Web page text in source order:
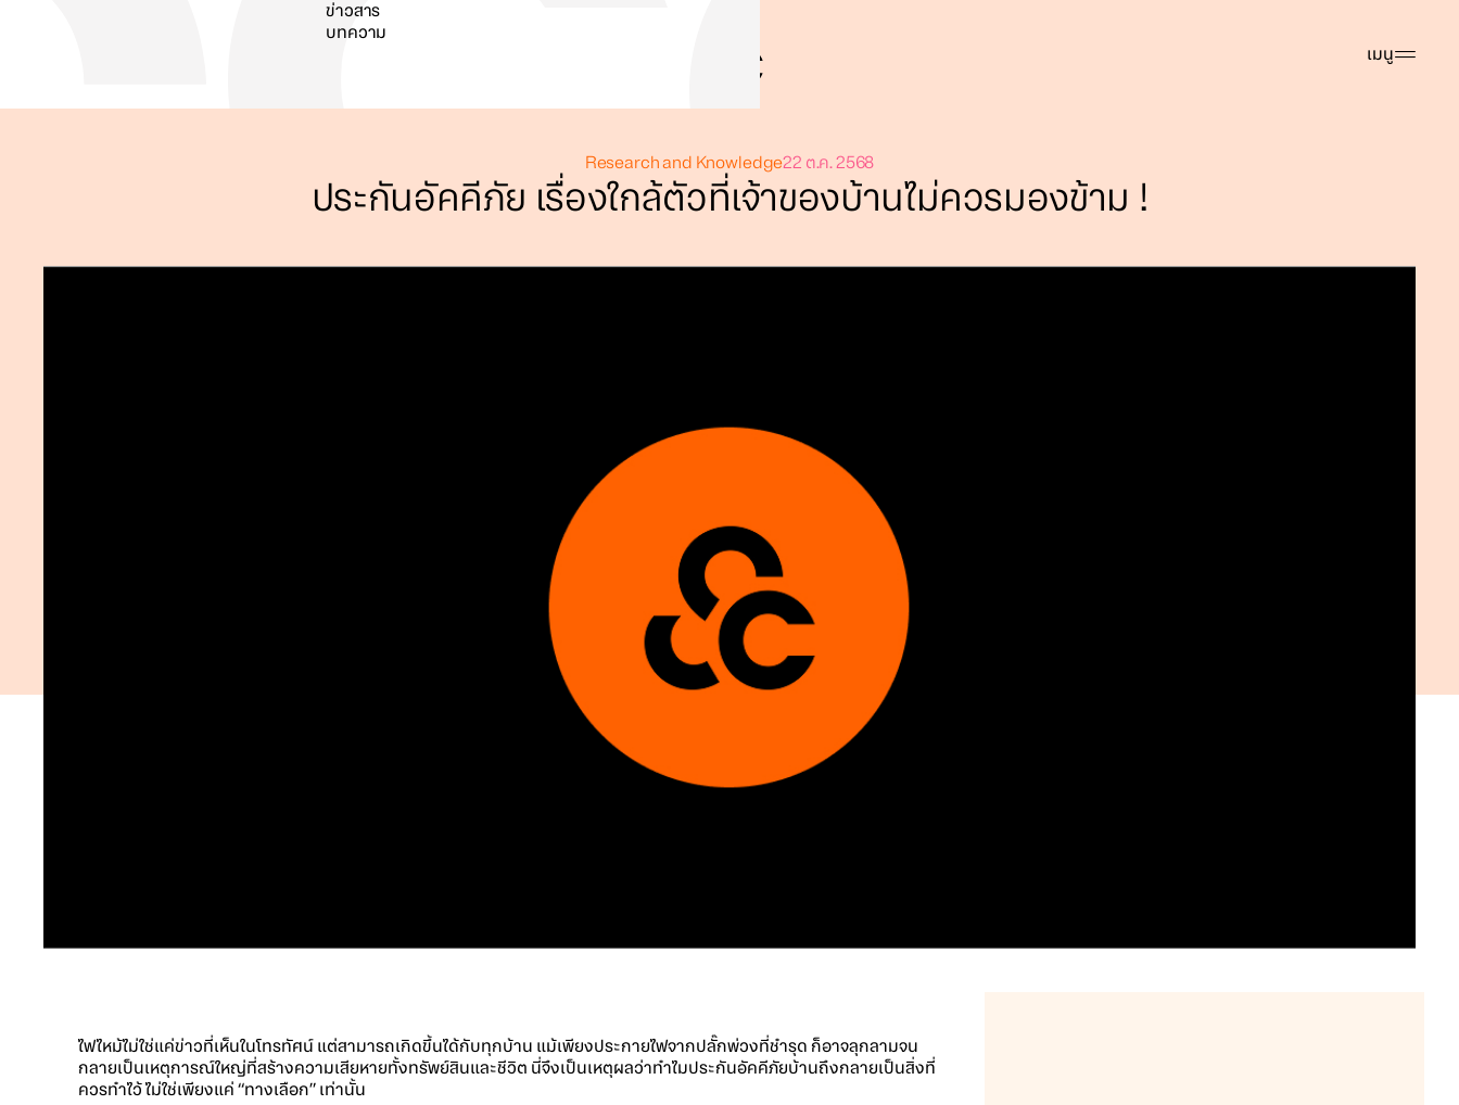
เมนู
ข่าวสาร
บทความ
Research and Knowledge22 ต.ค. 2568
ประกันอัคคีภัย เรื่องใกล้ตัวที่เจ้าของบ้านไม่ควรมองข้าม !
ไฟไหม้ไม่ใช่แค่ข่าวที่เห็นในโทรทัศน์ แต่สามารถเกิดขึ้นได้กับทุกบ้าน แม้เพียงประกายไฟจากปลั๊กพ่วงที่ชำรุด ก็อาจลุกลามจน
กลายเป็นเหตุการณ์ใหญ่ที่สร้างความเสียหายทั้งทรัพย์สินและชีวิต นี่จึงเป็นเหตุผลว่าทำไมประกันอัคคีภัยบ้านถึงกลายเป็นสิ่งที่
ควรทำไว้ ไม่ใช่เพียงแค่ “ทางเลือก” เท่านั้น